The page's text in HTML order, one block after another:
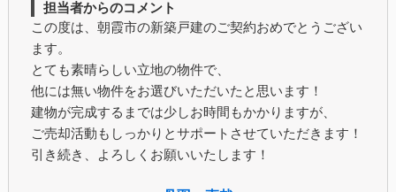
担当者からのコメント
この度は、朝霞市の新築戸建のご契約おめでとうござい
ます。
とても素晴らしい立地の物件で、
他には無い物件をお選びいただいたと思います！
建物が完成するまでは少しお時間もかかりますが、
ご売却活動もしっかりとサポートさせていただきます！
引き続き、よろしくお願いいたします！